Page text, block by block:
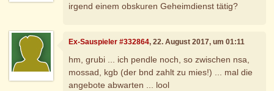
irgend einem obskuren Geheimdienst tätig?
Ex-Sauspieler #332864, 22. August 2017, um 01:11
hm, grubi ... ich pendle noch, so zwischen nsa,
mossad, kgb (der bnd zahlt zu mies!) ... mal die
angebote abwarten ... lool